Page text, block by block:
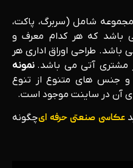
شامل (سربرگ، پاکت،
باشد که هر کدام معرف و
باشد. طراحی اوراق اداری هر
مشتری آتی می باشد. نمونه
و جنس های متنوع از تنوع
آن در ساینت موجود است.
عکاسی صنعتی حرفه ایچگونه